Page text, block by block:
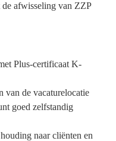
afwisseling van ZZP
Plus-certificaat K-
van de vacaturelocatie
goed zelfstandig
naar cliënten en